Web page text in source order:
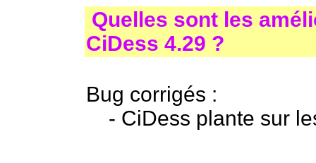
Quelles sont les
CiDess 4.29 ?
Bug corrigés :
- CiDess plante sur